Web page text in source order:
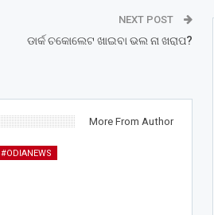
NEXT POST
ଡାର୍କ ଚକୋଲେଟ ଖାଇବା ଭଲ ନା ଖରାପ?
More From Author
#ODIANEWS